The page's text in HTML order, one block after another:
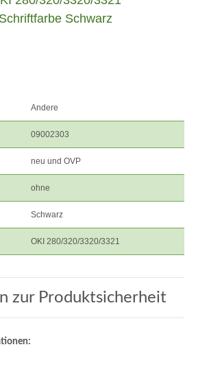
Schriftfarbe Schwarz
Andere
09002303
neu und OVP
ohne
Schwarz
OKI 280/320/3320/3321
zur Produktsicherheit